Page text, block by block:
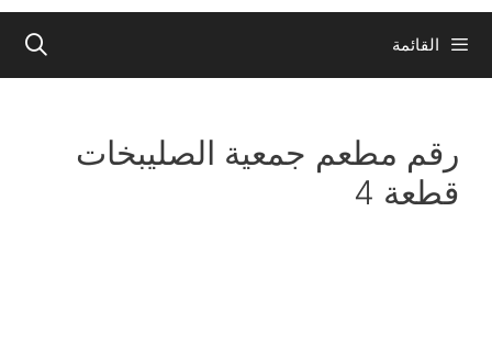
القائمة
رقم مطعم جمعية الصليبخات
قطعة 4